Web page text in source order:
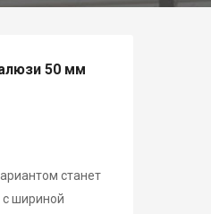
50 мм
станет
шириной